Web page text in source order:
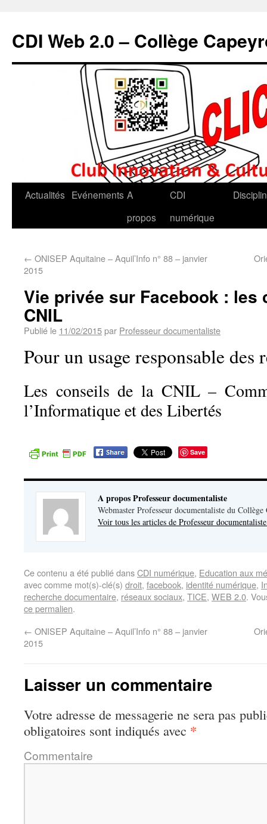
CDI Web 2.0 – Collège
Actualités Evénements A
propos
CDI
numérique
← ONISEP Aquitaine – Aquil’Info n° 88 – janvier
2015
Vie privée sur Facebook : les
CNIL
Publié le 11/02/2015par Professeur documentaliste
Pour un usage responsable des
Les conseils de la CNIL –
l’Informatique et des Libertés
Save
A propos Professeur documentaliste
Webmaster Professeur documentaliste du Collège
Voir tous les articles de Professeur
Ce contenu a été publié dansCDI numérique, Education aux
avec comme mot(s)-clé(s) droit, facebook, identité numérique,
recherche documentaire, réseaux sociaux, TICE, WEB 2.0.
ce permalien.
← ONISEP Aquitaine – Aquil’Info n° 88 – janvier
2015
Laisser un commentaire
Votre adresse de messagerie ne sera pas
obligatoires sont indiqués avec *
Commentaire